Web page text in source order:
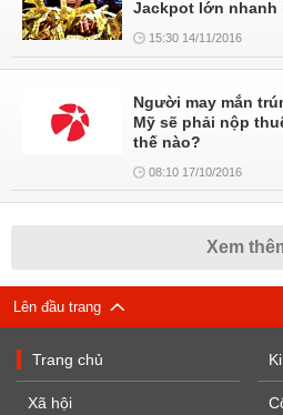
Jackpot lớn nhanh
15:30 14/11/2016
Người may mắn
Mỹ sẽ phải nộp
thế nào?
08:10 17/10/2016
Xem
Lên đầu trang
Trang chủ
Xã hội